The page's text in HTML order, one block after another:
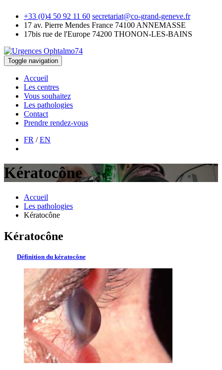
+33 (0)4 50 92 11 60 secretariat@co-grand-geneve.fr
17 av. Pierre Mendes France 74100 ANNEMASSE
17bis rue de l'Europe 74200 THONON-LES-BAINS
Toggle navigation
Accueil
Les centres
Vous souhaitez
Les pathologies
Contact
Prendre rendez-vous
FR /EN
Kératocône
Accueil
Les pathologies
Kératocône
Kératocône
Définition du kératocône